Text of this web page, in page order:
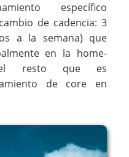
específico
de cadencia: 3
a la semana) que
en la home-
resto que es
de core en